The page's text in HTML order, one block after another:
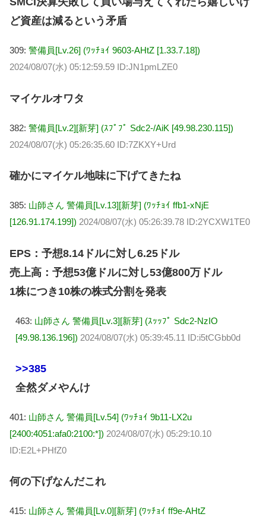
ど資産は減るという矛盾
309: 警備員[Lv.26] (ﾜｯﾁｮｲ 9603-AHtZ [1.33.7.18])
2024/08/07(水) 05:12:59.59 ID:JN1pmLZE0
マイケルオワタ
382: 警備員[Lv.2][新芽] (ｽﾌﾟﾌﾟ Sdc2-/AiK [49.98.230.115])
2024/08/07(水) 05:26:35.60 ID:7ZKXY+Urd
確かにマイケル地味に下げてきたね
385: 山師さん 警備員[Lv.13][新芽] (ﾜｯﾁｮｲ ffb1-xNjE
[126.91.174.199]) 2024/08/07(水) 05:26:39.78 ID:2YCXW1TE0
EPS：予想8.14ドルに対し6.25ドル
売上高：予想53億ドルに対し53億800万ドル
1株につき10株の株式分割を発表
463: 山師さん 警備員[Lv.3][新芽] (ｽｯｯﾌﾟ Sdc2-NzIO
[49.98.136.196]) 2024/08/07(水) 05:39:45.11 ID:i5tCGbb0d
>>385
全然ダメやんけ
401: 山師さん 警備員[Lv.54] (ﾜｯﾁｮｲ 9b11-LX2u
[2400:4051:afa0:2100:*]) 2024/08/07(水) 05:29:10.10
ID:E2L+PHfZ0
何の下げなんだこれ
415: 山師さん 警備員[Lv.0][新芽] (ﾜｯﾁｮｲ ff9e-AHtZ